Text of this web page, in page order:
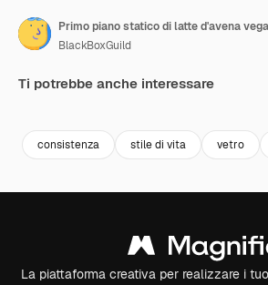
BlackBoxGuild
Ti potrebbe anche interessare
consistenza stile di vita vetro
La piattaforma creativa per realizzare i